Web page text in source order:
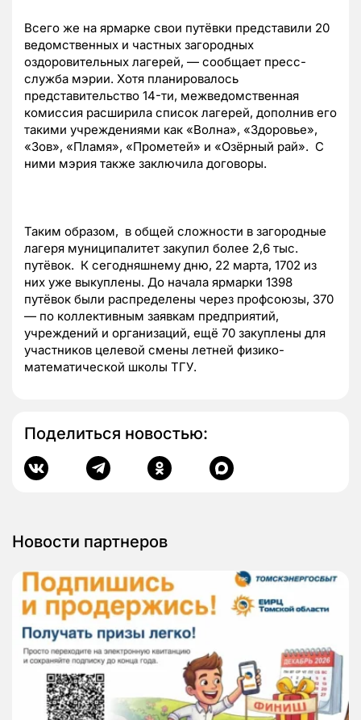
Всего же на ярмарке свои путёвки представили 20
ведомственных и частных загородных
оздоровительных лагерей, — сообщает пресс-
служба мэрии. Хотя планировалось
представительство 14-ти, межведомственная
комиссия расширила список лагерей, дополнив его
такими учреждениями как «Волна», «Здоровье»,
«Зов», «Пламя», «Прометей» и «Озёрный рай». С
ними мэрия также заключила договоры.
Таким образом, в общей сложности в загородные
лагеря муниципалитет закупил более 2,6 тыс.
путёвок. К сегодняшнему дню, 22 марта, 1702 из
них уже выкуплены. До начала ярмарки 1398
путёвок были распределены через профсоюзы, 370
— по коллективным заявкам предприятий,
учреждений и организаций, ещё 70 закуплены для
участников целевой смены летней физико-
математической школы ТГУ.
Поделиться новостью:
Новости партнеров